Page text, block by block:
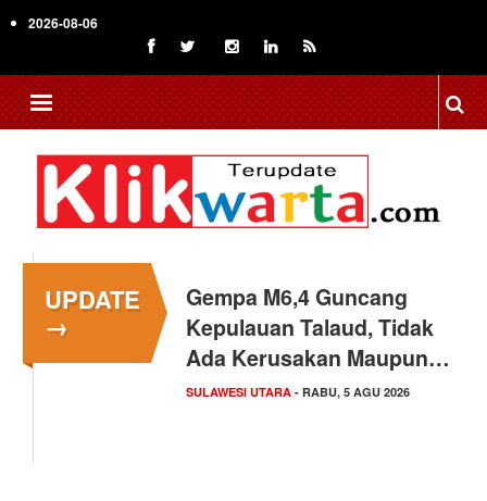
to
content
2026-08-06
UPDATE
→
Gempa M6,4 Guncang
Kepulauan Talaud, Tidak
Ada Kerusakan Maupun…
SULAWESI UTARA - RABU, 5 AGU 2026